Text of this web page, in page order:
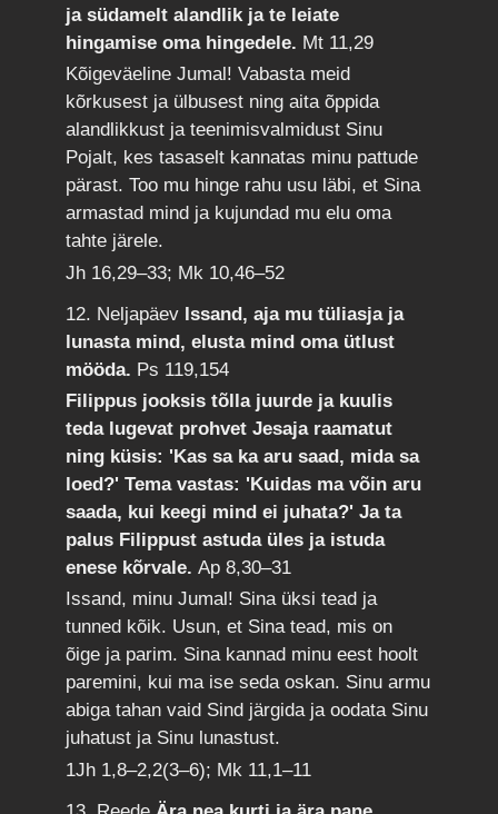
ja südamelt alandlik ja te leiate
hingamise oma hingedele. Mt 11,29
Kõigeväeline Jumal! Vabasta meid
kõrkusest ja ülbusest ning aita õppida
alandlikkust ja teenimisvalmidust Sinu
Pojalt, kes tasaselt kannatas minu pattude
pärast. Too mu hinge rahu usu läbi, et Sina
armastad mind ja kujundad mu elu oma
tahte järele.
Jh 16,29–33; Mk 10,46–52
12. Neljapäev Issand, aja mu tüliasja ja
lunasta mind, elusta mind oma ütlust
mööda. Ps 119,154
Filippus jooksis tõlla juurde ja kuulis
teda lugevat prohvet Jesaja raamatut
ning küsis: 'Kas sa ka aru saad, mida sa
loed?' Tema vastas: 'Kuidas ma võin aru
saada, kui keegi mind ei juhata?' Ja ta
palus Filippust astuda üles ja istuda
enese kõrvale.Ap 8,30–31
Issand, minu Jumal! Sina üksi tead ja
tunned kõik. Usun, et Sina tead, mis on
õige ja parim. Sina kannad minu eest hoolt
paremini, kui ma ise seda oskan. Sinu armu
abiga tahan vaid Sind järgida ja oodata Sinu
juhatust ja Sinu lunastust.
1Jh 1,8–2,2(3–6); Mk 11,1–11